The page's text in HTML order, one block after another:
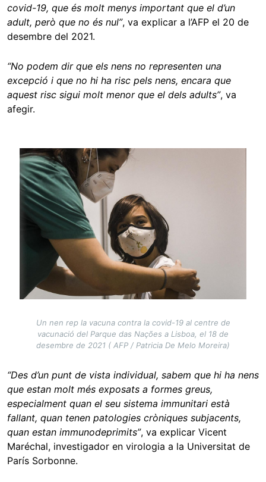
covid-19, que és molt menys important que el d’un
adult, però que no és nul”, va explicar a l’AFP el 20 de
desembre del 2021.
“No podem dir que els nens no representen una
excepció i que no hi ha risc pels nens, encara que
aquest risc sigui molt menor que el dels adults”, va
afegir.
Image
Un nen rep la vacuna contra la covid-19 al centre de
vacunació del Parque das Nações a Lisboa, el 18 de
desembre de 2021 ( AFP / Patricia De Melo Moreira)
“Des d’un punt de vista individual, sabem que hi ha nens
que estan molt més exposats a formes greus,
especialment quan el seu sistema immunitari està
fallant, quan tenen patologies cròniques subjacents,
quan estan immunodeprimits”, va explicar Vicent
Maréchal, investigador en virologia a la Universitat de
París Sorbonne.